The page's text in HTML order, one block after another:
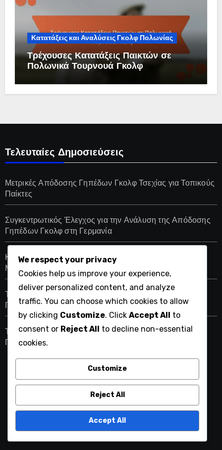
Κατατάξεις και Αναλύσεις Γκολφ Πολωνίας
Τρέχουσες Κατατάξεις Παικτών σε
Πολωνικά Τουρνουά Γκολφ
Τελευταίες Δημοσιεύσεις
Μετρικές Απόδοσης Γηπέδων Γκολφ Τσεχίας για Τοπικούς
Παίκτες
Συγκεντρωτικός Έλεγχος για την Ανάλυση της Απόδοσης
Γηπέδων Γκολφ στη Γερμανία
Κατατάξεις Ισραηλινών Παίκτων Γκολφ Βασισμένες σε
Μετρικές Απόδοσης Γηπέδου
Τρέχουσες Κατατάξεις Παικτών σε Πολωνικά Τουρνουά
Γκολφ
Τρέχουσες Κατατάξεις Παικτών σε Ρωσικά Τουρνουά
Γκολφ
campus-summit.com
We respect your privacy
Cookies help us improve your experience,
deliver personalized content, and analyze
traffic. You can choose which cookies to allow
by clicking Customize. Click Accept All to
consent or Reject All to decline non-essential
cookies.
Customize
Reject All
Accept All